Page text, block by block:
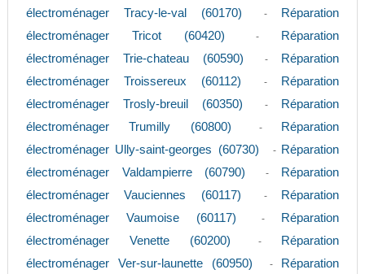
électroménager Tracy-le-val (60170)
-
Réparation
électroménager Tricot (60420)
-
Réparation
électroménager Trie-chateau (60590)
-
Réparation
électroménager Troissereux (60112)
-
Réparation
électroménager Trosly-breuil (60350)
-
Réparation
électroménager Trumilly (60800)
-
Réparation
électroménager Ully-saint-georges (60730)
- Réparation
électroménager Valdampierre (60790)
-
Réparation
électroménager Vauciennes (60117)
-
Réparation
électroménager Vaumoise (60117)
-
Réparation
électroménager Venette (60200)
-
Réparation
électroménager Ver-sur-launette (60950)
-
Réparation